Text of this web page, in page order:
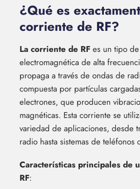
¿Qué es
corriente de RF?
La corriente de RF es un tipo
electromagnética de alta
propaga a través de ondas de
compuesta por partículas
electrones, que producen
magnéticas. Esta corriente se
variedad de aplicaciones, desde
radio hasta sistemas de teléfonos
Características principales de
RF: